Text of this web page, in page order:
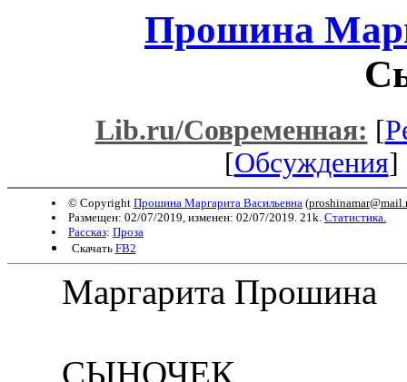
Прошина
Lib.ru/Современная: [
[Обсуждения]
© Copyright Прошина Маргарита Васильевна (
Размещен: 02/07/2019, изменен: 02/07/2019. 21k. Статистика.
Рассказ: Проза
Скачать FB2
Маргарита Прошина
СЫНОЧЕК